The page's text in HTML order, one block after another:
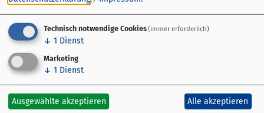
0171 7812805 0170 3456429
Streckenführung
Technisch notwendige Cookies(immer erforderlich)
↓ 1 Dienst
Marketing
↓ 1 Dienst
Ausgewählte akzeptieren Alle akzeptieren